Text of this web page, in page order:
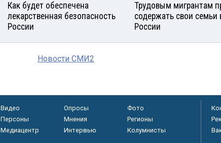
Как будет обеспечена
лекарственная безопасность
России
Трудовым мигрантам
содержать свои семьи
России
Новости СМИ2
Видео Опросы
Фото
Персоны
Мнения
Регионы
Медиацентр
Интервью Колумнисты